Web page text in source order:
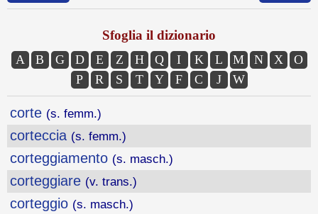
Sfoglia il dizionario
A B G D E Z H Q I K L M N X
O
P
R S T Y F C J W
corte (s. femm.)
corteccia (s. femm.)
corteggiamento (s. masch.)
corteggiare (v. trans.)
corteggio (s. masch.)